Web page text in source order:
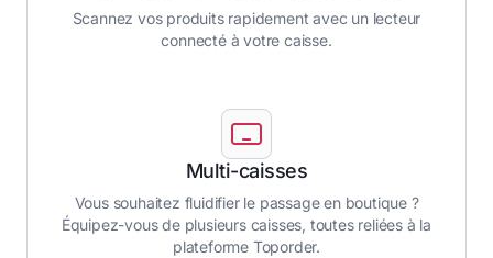
Scannez vos produits rapidement avec un lecteur
connecté à votre caisse.
Multi-caisses
Vous souhaitez fluidifier le passage en boutique ?
Équipez-vous de plusieurs caisses, toutes reliées à la
plateforme Toporder.